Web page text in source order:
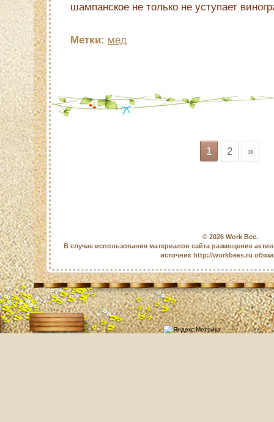
шампанское не только не уступает
Метки: мед
1 2 »
© 2026 Work Bee.
В случае использования материалов сайта размещение
источник http://workbees.ru